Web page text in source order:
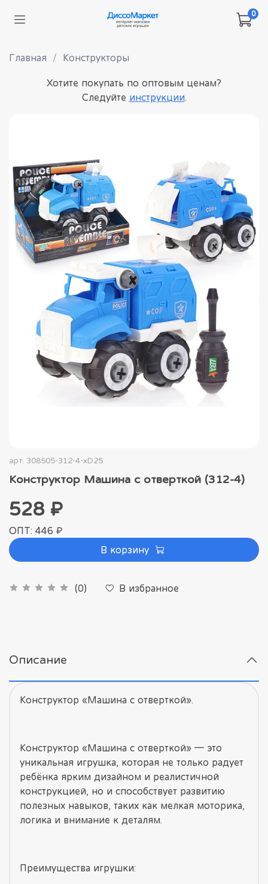
0
Главная Конструкторы
Хотите покупать по оптовым ценам?
Следуйте инструкции.
арт. 308505-312-4-xD25
Конструктор Машина с отверткой (312-4)
(0) В избранное
528 ₽
ОПТ: 446 ₽
В корзину
Описание
Конструктор «Машина с отверткой».
Конструктор «Машина с отверткой» — это
уникальная игрушка, которая не только радует
ребёнка ярким дизайном и реалистичной
конструкцией, но и способствует развитию
полезных навыков, таких как мелкая моторика,
логика и внимание к деталям.
Преимущества игрушки: